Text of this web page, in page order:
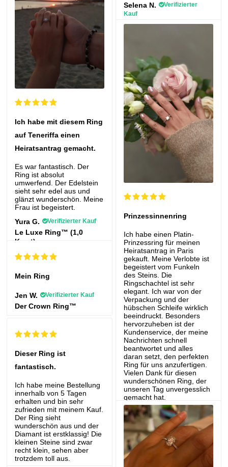
Selena N.
Verifizierter
Kauf
Der Fleur Ring™
Ich habe mit diesem Ring
auf Teneriffa einen
Heiratsantrag gemacht.
Es war fantastisch. Der
Ring ist absolut
umwerfend. Der Edelstein
sieht sehr edel aus und
glänzt wunderschön. Meine
Frau ist begeistert.
Yura G.
Verifizierter Kauf
Le Luxe Ring™ (1,0
Karat)
Prinzessinnenring
Ich habe einen Platin-
Prinzessring für meinen
Heiratsantrag in Paris
gekauft. Meine Verlobte ist
begeistert vom Funkeln
des Steins. Die
Ringschachtel ist sehr
elegant. Ich war von der
Verpackung und der
hübschen Schleife wirklich
beeindruckt. Besonders
hervorzuheben ist der
Kundenservice, der meine
Nachrichten schnell
beantwortet und alles
daran setzt, den perfekten
Ring für uns anzufertigen.
Vielen Dank für diesen
wunderschönen Ring, der
unseren Tag unvergesslich
gemacht hat.
Aymeric M.
Verifizierter
Kauf
Mein Ring
Jen W. Verifizierter Kauf
Der Crown Ring™
Dieser Ring ist
fantastisch.
Ich habe meine Bestellung
innerhalb von 5 Tagen
erhalten und bin sehr
zufrieden mit meinem Kauf.
Der Ring sieht
wunderschön aus und der
Diamant ist erstklassig! Die
kleinen Steine ​​sind zwar
recht klein, sehen aber
trotzdem toll aus.